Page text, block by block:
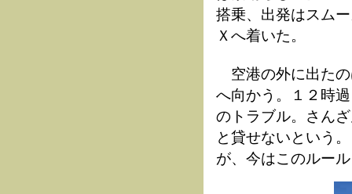
搭乗、出発はスム
Ｘへ着いた。
空港の外に出たの
へ向かう。１２時
のトラブル。さん
と貸せないという
が、今はこのルー